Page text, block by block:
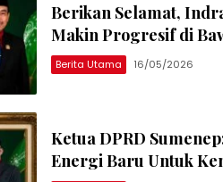
Berikan Selamat,
Makin Progresif di
Berita Utama 16/05/2026
Ketua DPRD
Energi Baru Untuk